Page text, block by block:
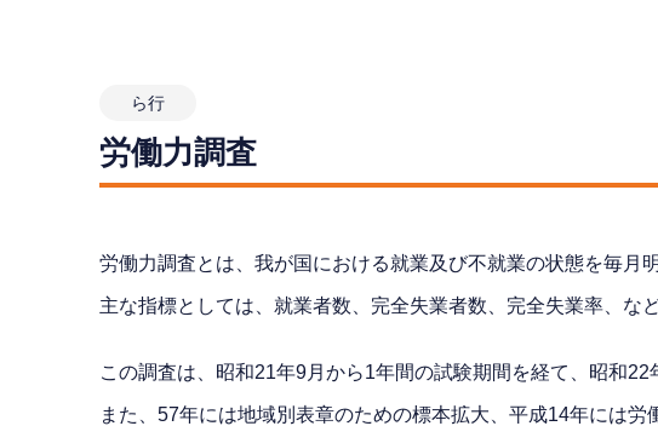
ら行
労働力調査
労働力調査とは、我が国における就業及び不就業の状態を毎月
主な指標としては、就業者数、完全失業者数、完全失業率、な
この調査は、昭和21年9月から1年間の試験期間を経て、昭和
また、57年には地域別表章のための標本拡大、平成14年には